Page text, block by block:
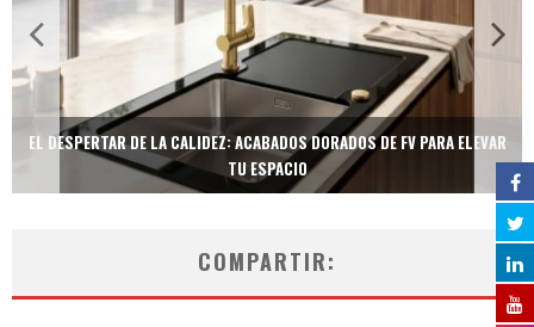
EL DESPERTAR DE LA CALIDEZ: ACABADOS DORADOS DE FV PARA ELEVAR
TU ESPACIO
COMPARTIR: